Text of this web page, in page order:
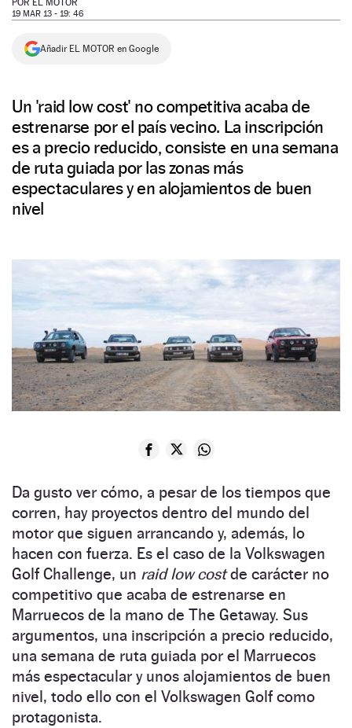
NEWSLETTER
POR EL MOTOR
19 MAR 13 - 19: 46
Añadir EL MOTOR en Google
Un 'raid low cost' no competitiva acaba de
estrenarse por el país vecino. La inscripción
es a precio reducido, consiste en una semana
de ruta guiada por las zonas más
espectaculares y en alojamientos de buen
nivel
Da gusto ver cómo, a pesar de los tiempos que
corren, hay proyectos dentro del mundo del
motor que siguen arrancando y, además, lo
hacen con fuerza. Es el caso de la Volkswagen
Golf Challenge, un raid low costde carácter no
competitivo que acaba de estrenarse en
Marruecos de la mano de The Getaway. Sus
argumentos, una inscripción a precio reducido,
una semana de ruta guiada por el Marruecos
más espectacular y unos alojamientos de buen
nivel, todo ello con el Volkswagen Golf como
protagonista.